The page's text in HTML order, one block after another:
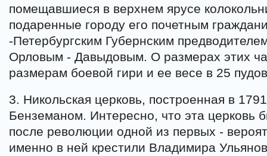
помещавшиеся в верхнем ярусе
подаренные городу его почетным
-Петербургским Губернским
Орловым - Давыдовым. О размерах этих
размерам боевой гири и ее весе в 25
3. Никольская церковь, построенная в
Бенземаном. Интересно, что эта церковь
после революции одной из первых -
именно в ней крестили Владимира